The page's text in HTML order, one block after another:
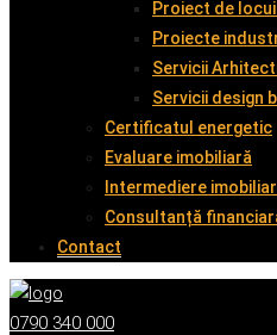
Proiect de
Proiecte
Servicii
Servicii design
Certificatul energetic
Evaluare imobiliară
Intermediere
Consultanță
Contact
0790 340 000